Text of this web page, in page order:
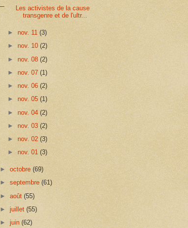
Les activistes de la cause
transgenre et de l'ultr...
► nov. 11 (3)
► nov. 10 (2)
► nov. 08 (2)
► nov. 07 (1)
► nov. 06 (2)
► nov. 05 (1)
► nov. 04 (2)
► nov. 03 (2)
► nov. 02 (3)
► nov. 01 (3)
►octobre(69)
►septembre(61)
►août(55)
►juillet(55)
►juin(62)